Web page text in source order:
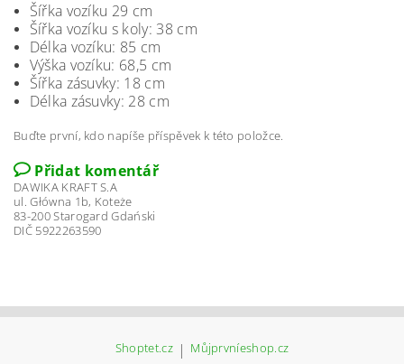
Šířka vozíku 29 cm
Šířka vozíku s koly: 38 cm
Délka vozíku: 85 cm
Výška vozíku: 68,5 cm
Šířka zásuvky: 18 cm
Délka zásuvky: 28 cm
Buďte první, kdo napíše příspěvek k této položce.
Přidat komentář
DAWIKA KRAFT S.A
ul. Główna 1b, Koteże
83-200 Starogard Gdański
DIČ 5922263590
Shoptet.cz | Můjprvníeshop.cz